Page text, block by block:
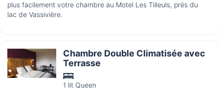
plus facilement votre chambre au Motel Les Tilleuls, près du
lac de Vassivière.
Chambre Double Climatisée avec
Terrasse
1 lit Queen